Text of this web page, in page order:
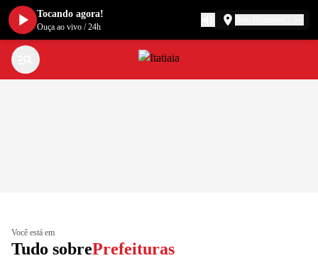
Você está em
Tudo sobrePrefeituras
Tocando agora!
Ouça ao vivo /24h